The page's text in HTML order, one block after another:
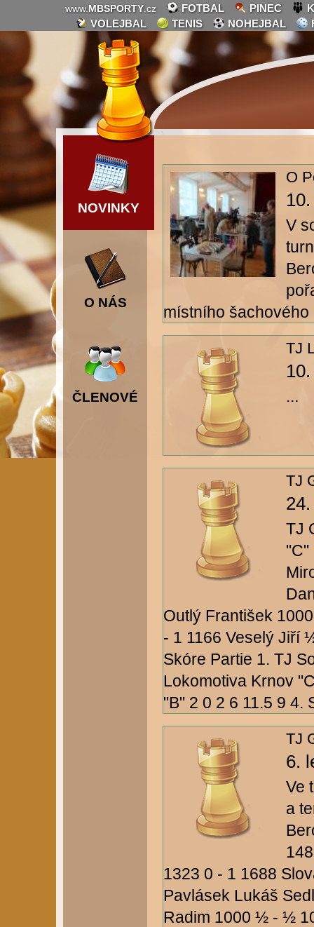
www.MBSPORTY .cz FOTBAL PINEC
VOLEJBAL
TENIS NOHEJBAL
NOVINKY
O NÁS
ČLENOVÉ
V
místního
TJ
...
TJ
TJ
"C"
Outlý František
- 1 1166 Veselý Jiří
Skóre Partie 1. TJ
Lokomotiva Krnov
"B" 2 0 2 6 11.5 9 4.
TJ
6.
Ve
a
1323 0 - 1 1688
Pavlásek Lukáš
Radim 1000 ½ - ½